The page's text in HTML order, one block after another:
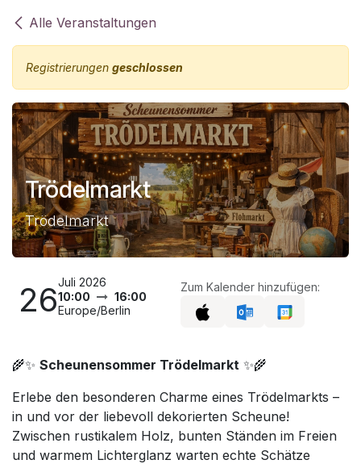
Alle Veranstaltungen
Registrierungen geschlossen
Trödelmarkt
Trödelmarkt
26Juli 2026
10:00
16:00
Europe/Berlin
Zum Kalender hinzufügen:
🌾✨ Scheunensommer Trödelmarkt ✨🌾
Erlebe den besonderen Charme eines Trödelmarkts –
in und vor der liebevoll dekorierten Scheune!
Zwischen rustikalem Holz, bunten Ständen im Freien
und warmem Lichterglanz warten echte Schätze